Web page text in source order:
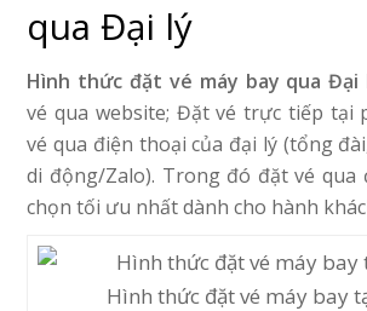
qua Đại lý
Hình thức đặt vé máy bay qua Đại
vé qua website; Đặt vé trực tiếp tại
vé qua điện thoại của đại lý (tổng
di động/Zalo). Trong đó đặt vé qua
chọn tối ưu nhất dành cho hành
Hình thức đặt vé máy bay